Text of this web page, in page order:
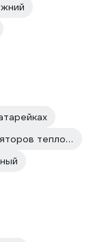
Подставочные коробки для терморегуляторов теплого пола